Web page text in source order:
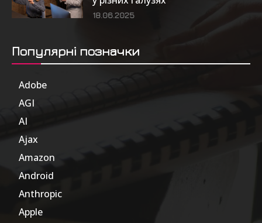
18.06.2025
Популярні позначки
Adobe
AGI
AI
Ajax
Amazon
Android
Anthropic
Apple